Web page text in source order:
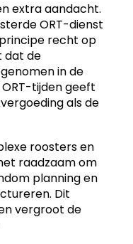
extra aandacht.
ORT-dienst
recht op
dat de
in de
tijden geeft
als de
roosters en
raadzaam om
planning en
Dit
vergroot de